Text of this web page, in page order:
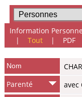
Information
| Tout| PDF
Nom
Parenté
avec